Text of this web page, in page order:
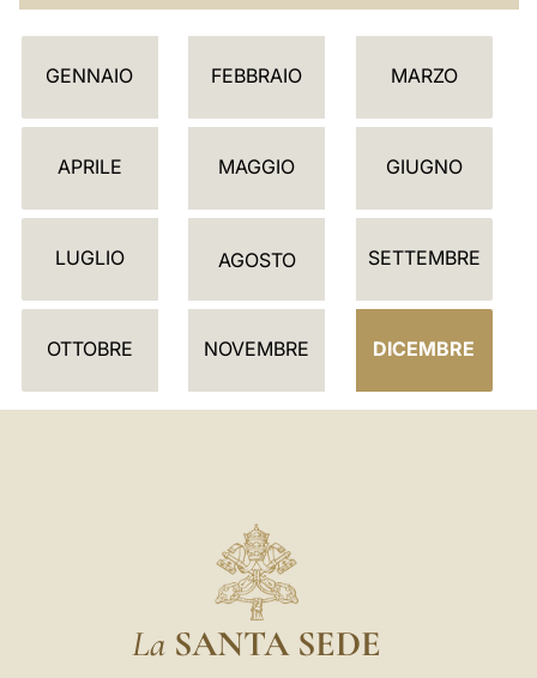
C
L
D
R
GENNAIO FEBBRAIO MARZO
APRILE MAGGIO GIUGNO
LUGLIO AGOSTO SETTEMBRE
OTTOBRE NOVEMBRE DICEMBRE
La SANTA SEDE